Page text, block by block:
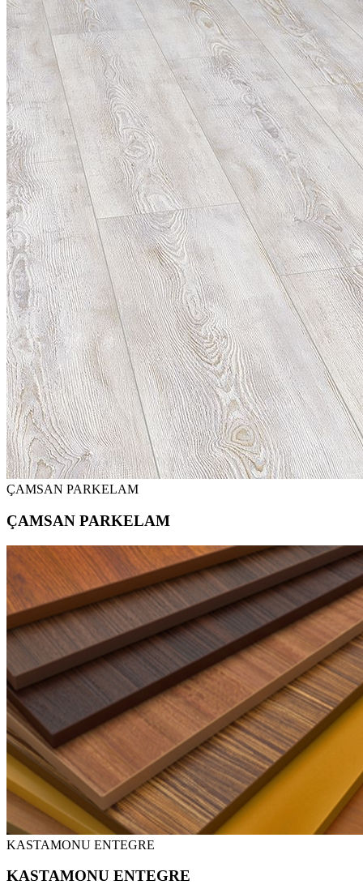
ÇAMSAN PARKELAM
ÇAMSAN PARKELAM
KASTAMONU ENTEGRE
KASTAMONU ENTEGRE